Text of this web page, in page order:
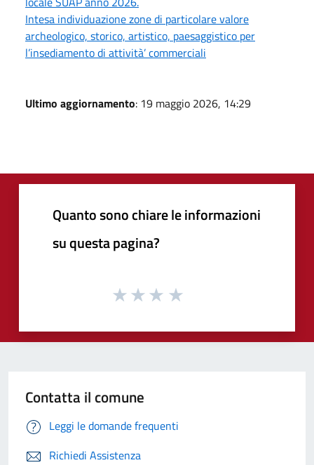
Intesa individuazione zone di particolare valore
archeologico, storico, artistico, paesaggistico per
l’insediamento di attività’ commerciali
Ultimo aggiornamento: 19 maggio 2026, 14:29
Quanto sono chiare le informazioni
su questa pagina?
Contatta il comune
Leggi le domande frequenti
Richiedi Assistenza